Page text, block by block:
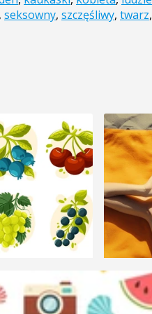
, seksowny, szczęśliwy, twarz,